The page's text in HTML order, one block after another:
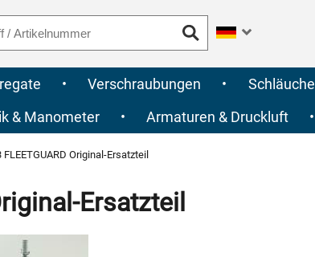
• Verschraubungen • Schläuche
& Manometer • Armaturen & Druckluft •
Original-Ersatzteil
Ersatzteil